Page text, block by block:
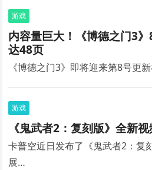
游戏
内容量巨大！《博德之门3
达48页
《博德之门3》即将迎来第8号更
游戏
《鬼武者2：复刻版》全新
卡普空近日发布了《鬼武者2：复
展…